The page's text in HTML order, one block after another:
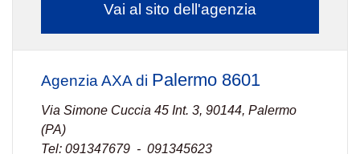
Vai al sito dell'agenzia
Agenzia AXA di Palermo 8601
Via Simone Cuccia 45 Int. 3, 90144, Palermo
(PA)
Tel: 091347679 - 091345623